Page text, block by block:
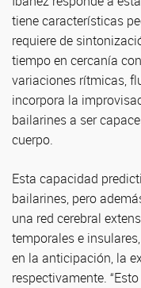
tiene características
requiere de
tiempo en cercanía
variaciones rítmicas,
incorpora la
bailarines a ser
cuerpo.
Esta capacidad
bailarines, pero
una red cerebral
temporales e
en la anticipación, la
respectivamente.